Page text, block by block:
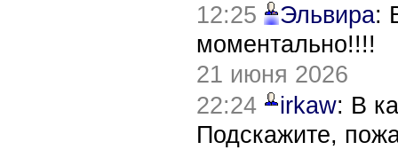
12:25
Эльвира:
моментально!!!!
21 июня 2026
22:24
irkaw: В
Подскажите,